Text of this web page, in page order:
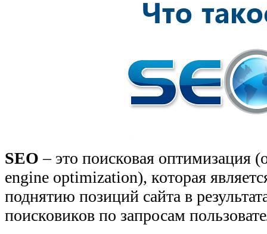
SEO – это поисковая оптимизация
engine optimization), которая
поднятию позиций сайта в
поисковиков по запросам